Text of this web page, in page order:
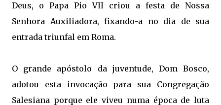
Deus, o Papa Pio VII criou a festa de Nossa
Senhora Auxiliadora, fixando-a no dia de sua
entrada triunfal em Roma.
O grande apóstolo da juventude, Dom Bosco,
adotou esta invocação para sua Congregação
Salesiana porque ele viveu numa época de luta